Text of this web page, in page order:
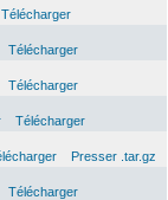
Télécharger
Télécharger
Télécharger
Télécharger
Presser .tar.gz
Télécharger